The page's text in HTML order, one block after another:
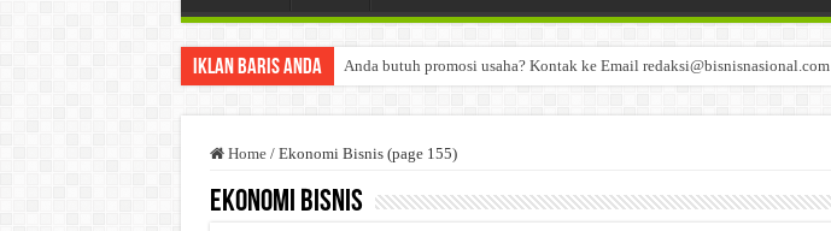
Iklan Baris Anda Anda butuh promosi usaha? Kontak ke Email redaksi@bisnisnasional.com
Home / Ekonomi Bisnis (page 155)
Ekonomi Bisnis